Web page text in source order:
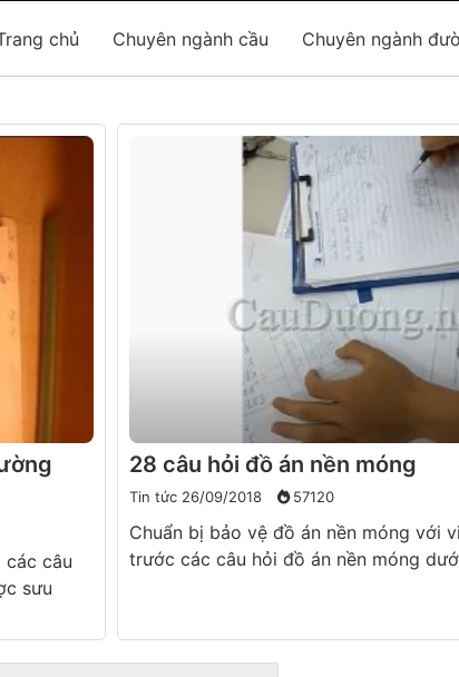
chủ Chuyên ngành cầu Chuyên ngành
các câu
sưu
28 câu hỏi đồ án nền móng
Tin tức 26/09/2018 57120
Chuẩn bị bảo vệ đồ án nền móng với
trước các câu hỏi đồ án nền móng